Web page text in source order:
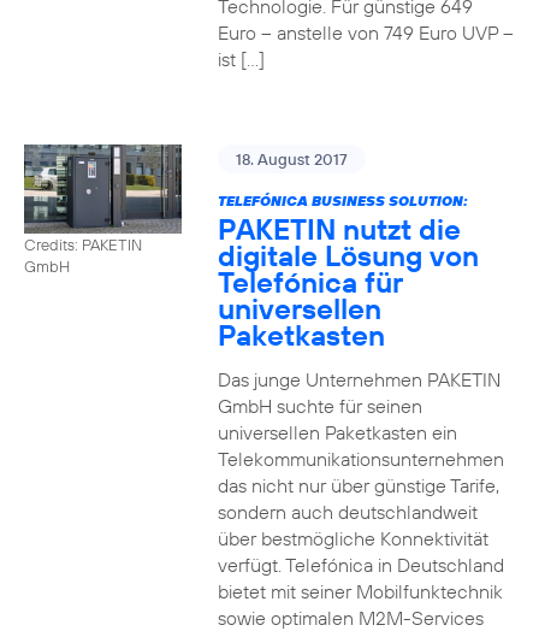
Technologie. Für günstige 649
Euro – anstelle von 749 Euro UVP –
ist […]
Credits: PAKETIN
GmbH
18. August 2017
TELEFÓNICA BUSINESS SOLUTION:
PAKETIN nutzt die
digitale Lösung von
Telefónica für
universellen
Paketkasten
Das junge Unternehmen PAKETIN
GmbH suchte für seinen
universellen Paketkasten ein
Telekommunikationsunternehmen
das nicht nur über günstige Tarife,
sondern auch deutschlandweit
über bestmögliche Konnektivität
verfügt. Telefónica in Deutschland
bietet mit seiner Mobilfunktechnik
sowie optimalen M2M-Services